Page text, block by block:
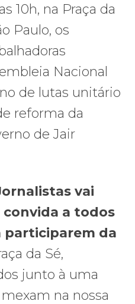
10h, na Praça da
Paulo, os
Nacional
de lutas unitário
reforma da
de Jair
vai
a todos
participarem da
da Sé,
junto à uma
na nossa